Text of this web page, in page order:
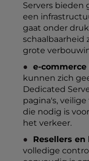
Servers bieden
een
gaat onder
schaalbaarheid
grote
e-
kunnen zich
Dedicated
pagina's,
die nodig is
het verkeer.
Resellers
volledige